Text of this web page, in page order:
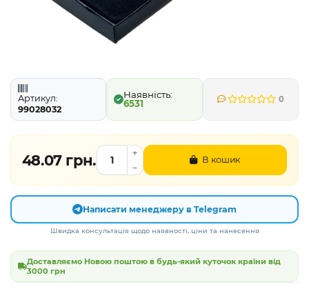
Артикул:
99028032
6531 0
48.07 грн. В кошик
Написати менеджеру в Telegram
Швидка консультація щодо наявності, ціни та нанесення
Доставляємо Новою поштою в будь-який куточок країни від
3000 грн